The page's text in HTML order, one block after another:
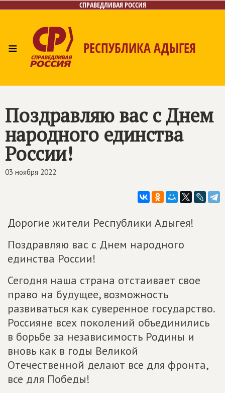
СПРАВЕДЛИВАЯ РОССИЯ
≡ РЕСПУБЛИКА АДЫГЕЯ
Поздравляю вас с Днем
народного единства
России!
03 ноября 2022
Дорогие жители Республики Адыгея!
Поздравляю вас с Днем народного
единства России!
Сегодня наша страна отстаивает свое
право на будущее, возможность
развиваться как суверенное государство.
Россияне всех поколений объединились
в борьбе за независимость Родины и
вновь как в годы Великой
Отечественной делают все для фронта,
все для Победы!